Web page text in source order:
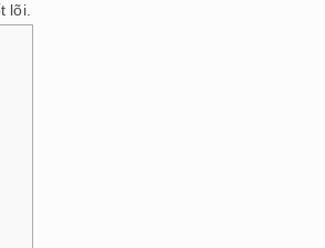
lõi.